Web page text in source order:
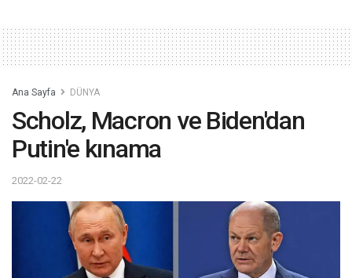
Ana Sayfa DÜNYA
Scholz, Macron ve Biden'dan
Putin'e kınama
2022-02-22